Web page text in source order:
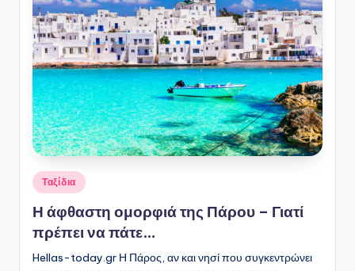
Αναρτήθηκε
σε
Ταξίδια
Η άφθαστη ομορφιά της Πάρου – Γιατί
πρέπει να πάτε…
Hellas-today.gr Η Πάρος, αν και νησί που συγκεντρώνει